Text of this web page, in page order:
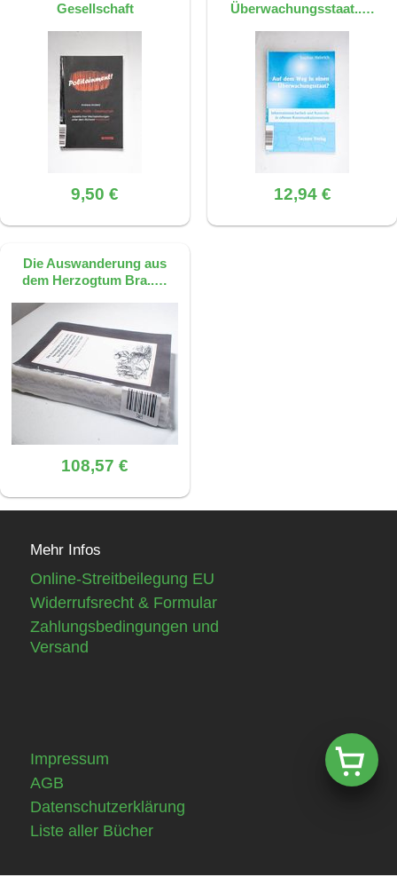
Gesellschaft
9,50 €
Überwachungsstaat..…
12,94 €
Die Auswanderung aus
dem Herzogtum Bra..…
108,57 €
Mehr Infos
Online-Streitbeilegung EU
Widerrufsrecht & Formular
Zahlungsbedingungen und
Versand
Impressum
AGB
Datenschutzerklärung
Liste aller Bücher